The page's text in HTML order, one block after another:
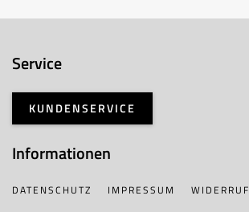
Service
KUNDENSERVICE
Informationen
DATENSCHUTZ IMPRESSUM WIDERRUF